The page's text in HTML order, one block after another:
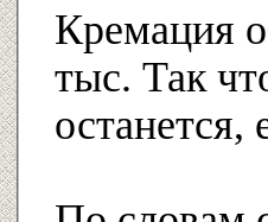
Кремация
тыс. Так